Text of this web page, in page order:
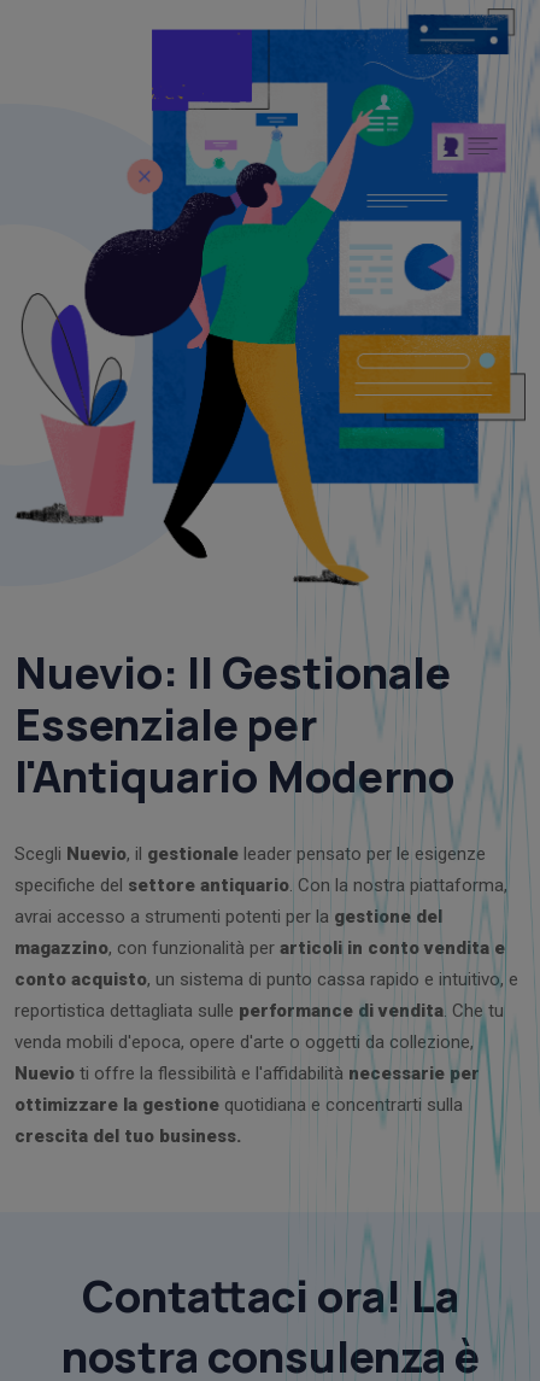
Nuevio: Il Gestionale
Essenziale per
l'Antiquario Moderno
Scegli Nuevio, il gestionale leader pensato per le esigenze
specifiche del settore antiquario. Con la nostra piattaforma,
avrai accesso a strumenti potenti per la gestione del
magazzino, con funzionalità per articoli in conto vendita e
conto acquisto, un sistema di punto cassa rapido e intuitivo, e
reportistica dettagliata sulle performance di vendita. Che tu
venda mobili d'epoca, opere d'arte o oggetti da collezione,
Nuevio ti offre la flessibilità e l'affidabilità necessarie per
ottimizzare la gestione quotidiana e concentrarti sulla
crescita del tuo business.
Contattaci ora! La
nostra consulenza è